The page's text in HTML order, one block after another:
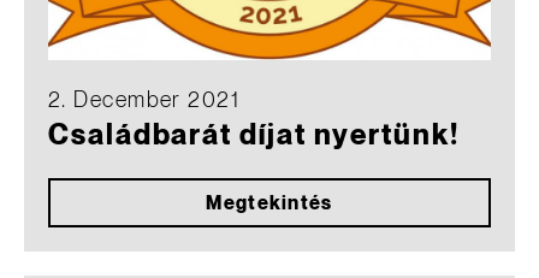
2. December 2021
Családbarát díjat nyertünk!
Megtekintés